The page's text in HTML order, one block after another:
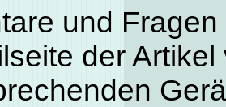
und
der